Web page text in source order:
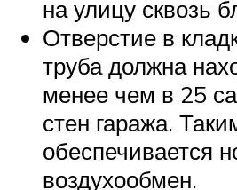
на улицу сквозь
Отверстие в
труба должна
менее чем в 25
стен гаража.
обеспечивается
воздухообмен.